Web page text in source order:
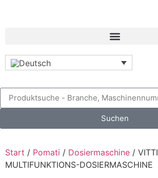
Suchen
Start / Pomati / Dosiermaschine / VITTI
MULTIFUNKTIONS-DOSIERMASCHINE